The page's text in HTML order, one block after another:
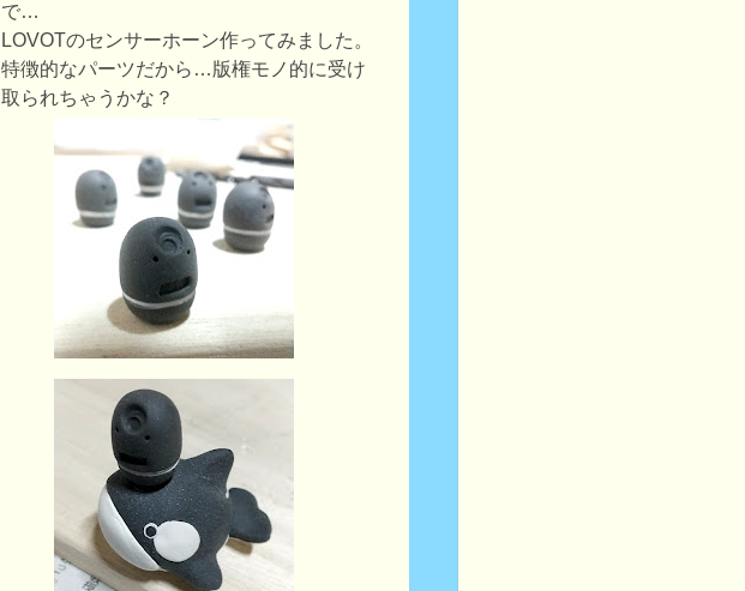
で…
LOVOTのセンサーホーン作ってみました。
特徴的なパーツだから…版権モノ的に受け
取られちゃうかな？